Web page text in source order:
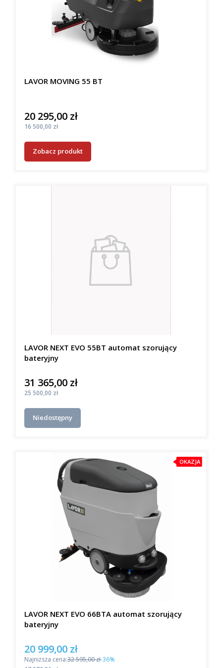
LAVOR MOVING 55 BT
Cena
20 295,00 zł
Cena
16 500,00 zł
Zobacz produkt
LAVOR NEXT EVO 55BT automat szorujący
bateryjny
Cena
31 365,00 zł
Cena
25 500,00 zł
Niedostępny
OKAZJA
LAVOR NEXT EVO 66BTA automat szorujący
bateryjny
Cena promocyjna
20 999,00 zł
Najniższa cena:32 595,00 zł-36%